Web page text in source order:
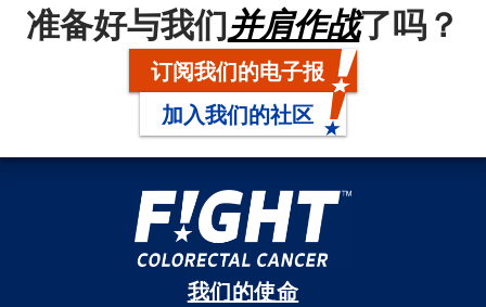
准备好与我们并肩作战了吗？
订阅我们的电子报
加入我们的社区
我们的使命